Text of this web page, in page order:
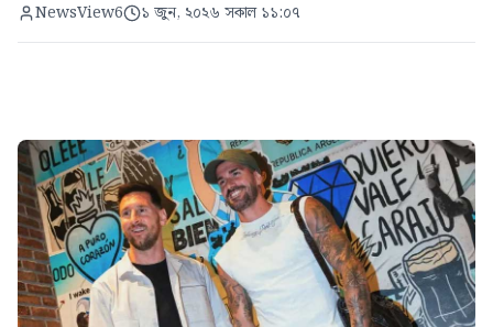
NewsView6 ১ জুন, ২০২৬ সকাল ১১:০৭